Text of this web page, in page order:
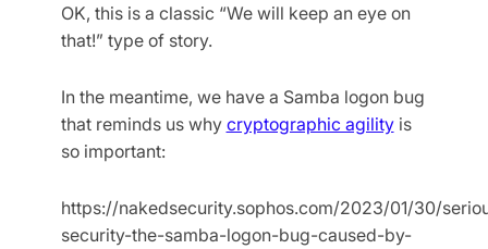
OK, this is a classic “We will keep an eye on
that!” type of story.
In the meantime, we have a Samba logon bug
that reminds us why cryptographic agilityis
so important:
https://nakedsecurity.sophos.com/2023/01/30/
security-the-samba-logon-bug-caused-by-